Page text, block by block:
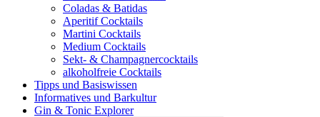
Coladas & Batidas
Aperitif Cocktails
Martini Cocktails
Medium Cocktails
Sekt- & Champagnercocktails
alkoholfreie Cocktails
Tipps und Basiswissen
Informatives und Barkultur
Gin & Tonic Explorer